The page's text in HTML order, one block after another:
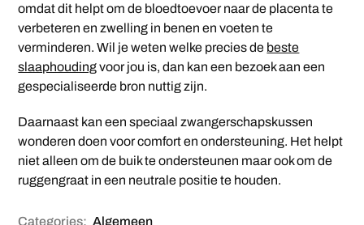
omdat dit helpt om de bloedtoevoer naar de placenta te
verbeteren en zwelling in benen en voeten te
verminderen. Wil je weten welke precies de beste
slaaphoudingvoor jou is, dan kan een bezoek aan een
gespecialiseerde bron nuttig zijn.
Daarnaast kan een speciaal zwangerschapskussen
wonderen doen voor comfort en ondersteuning. Het helpt
niet alleen om de buik te ondersteunen maar ook om de
ruggengraat in een neutrale positie te houden.
Categories: Algemeen